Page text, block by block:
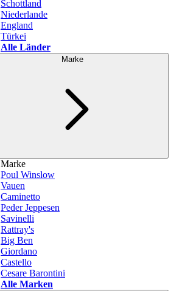
Schottland
Niederlande
England
Türkei
Alle Länder
Marke
Marke
Poul Winslow
Vauen
Caminetto
Peder Jeppesen
Savinelli
Rattray's
Big Ben
Giordano
Castello
Cesare Barontini
Alle Marken